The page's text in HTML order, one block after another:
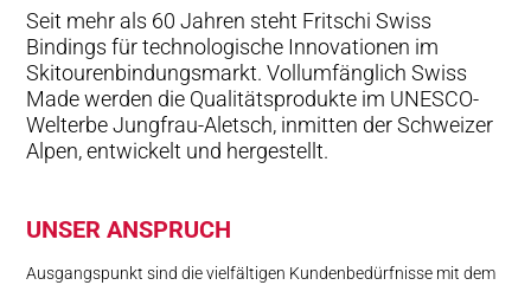
NACHHALTIG
TECHNOLOGIE
PARTNER
MEDIEN
Seit mehr als 60 Jahren steht Fritschi Swiss
Bindings für technologische Innovationen im
Skitouren­bindungs­markt. Vollumfänglich Swiss
Made werden die Qualitäts­produkte im UNESCO-
Welterbe Jungfrau-Aletsch, inmitten der Schweizer
Alpen, entwickelt und hergestellt.
UNSER ANS­PRUCH
Ausgangspunkt sind die vielfältigen Kundenbedürfnisse mit dem